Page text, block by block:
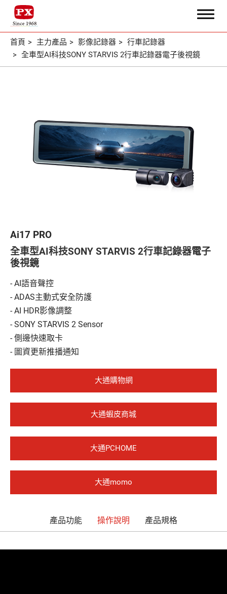
首頁 主力產品 影像記錄器
行車記錄器
全車型AI科技SONY STARVIS 2行車記錄器電子後視鏡
Ai17 PRO
全車型AI科技SONY STARVIS 2行車記錄器電子
後視鏡
- AI語音聲控
- ADAS主動式安全防護
- AI HDR影像調整
- SONY STARVIS 2 Sensor
- 側邊快速取卡
- 圖資更新推播通知
大通購物網
大通蝦皮商城
大通PCHOME
大通momo
產品功能 操作說明 產品規格
搜尋
核心專業
主力產品
影像記錄器
行車記錄器
機車記錄器
快速充電系列